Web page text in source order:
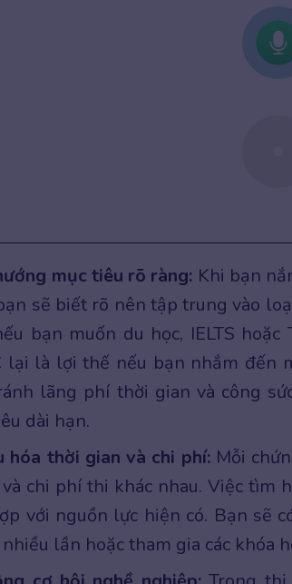
mục tiêu rõ ràng: Khi bạn
sẽ biết rõ nên tập trung vào
bạn muốn du học, IELTS
lại là lợi thế nếu bạn nhắm đến
lãng phí thời gian và công
dài hạn.
hóa thời gian và chi phí:Mỗi
chi phí thi khác nhau. Việc tìm
với nguồn lực hiện có. Bạn sẽ
lần hoặc tham gia các khóa